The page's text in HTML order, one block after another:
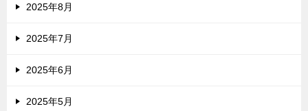
2025年8月
2025年7月
2025年6月
2025年5月